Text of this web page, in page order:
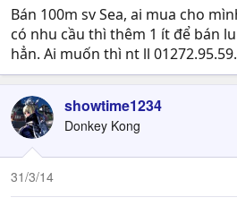
Bán 100m sv Sea, ai mua cho
có nhu cầu thì thêm 1 ít để bán
hẳn. Ai muốn thì nt ll
showtime1234
Donkey Kong
31/3/14